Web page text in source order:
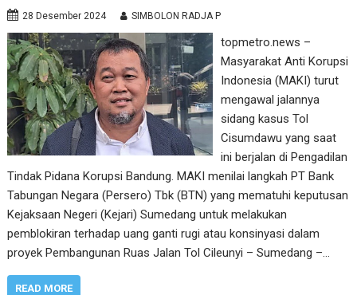
28 Desember 2024 SIMBOLON RADJA P
topmetro.news –
Masyarakat Anti Korupsi
Indonesia (MAKI) turut
mengawal jalannya
sidang kasus Tol
Cisumdawu yang saat
ini berjalan di Pengadilan
Tindak Pidana Korupsi Bandung. MAKI menilai langkah PT Bank
Tabungan Negara (Persero) Tbk (BTN) yang mematuhi keputusan
Kejaksaan Negeri (Kejari) Sumedang untuk melakukan
pemblokiran terhadap uang ganti rugi atau konsinyasi dalam
proyek Pembangunan Ruas Jalan Tol Cileunyi – Sumedang –…
READ MORE